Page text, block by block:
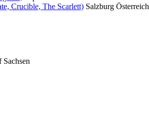
Crucible, The Scarlett) Salzburg Österreich
Sachsen